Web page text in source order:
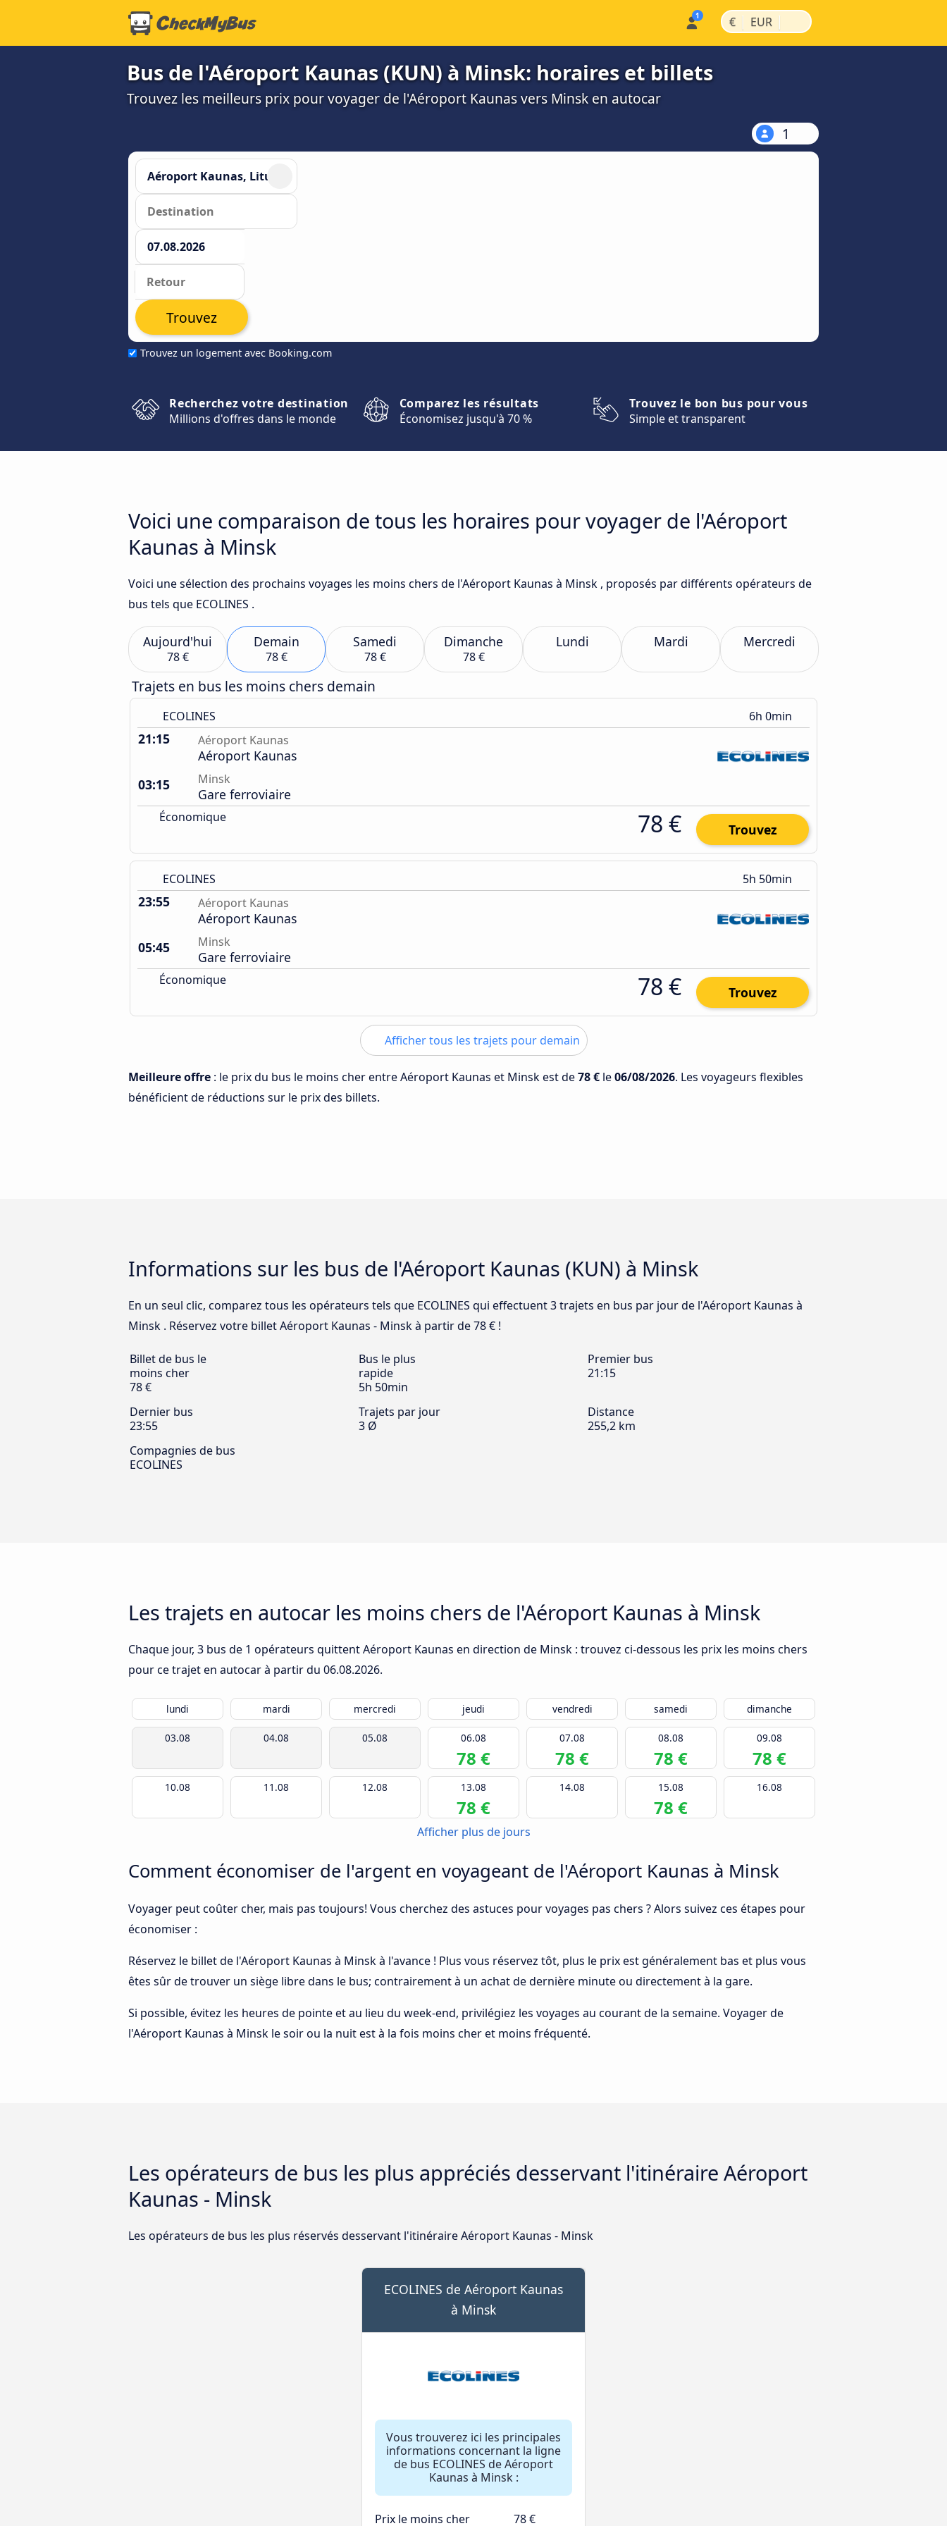
€ | EUR |
Bus de l'Aéroport Kaunas (KUN) à Minsk: horaires et billets
Trouvez les meilleurs prix pour voyager de l'Aéroport Kaunas vers Minsk en autocar
1
Trouvez un logement avec Booking.com
Trouvez
Recherchez votre destination
Millions d'offres dans le monde
Comparez les résultats
Économisez jusqu'à 70 %
Trouvez le bon bus pour vous
Simple et transparent
Voici une comparaison de tous les horaires pour voyager de l'Aéroport
Kaunas à Minsk
Voici une sélection des prochains voyages les moins chers de l'Aéroport Kaunas à Minsk , proposés par différents opérateurs de
bus tels que ECOLINES .
Aujourd'hui
78 €
Demain
78 €
Samedi
78 €
Dimanche
78 €
Lundi Mardi Mercredi
Trajets en bus les moins chers demain
ECOLINES 6h 0min
21:15 Aéroport Kaunas
Aéroport Kaunas
03:15
Minsk
Gare ferroviaire
Économique 78 € Trouvez
ECOLINES 5h 50min
23:55 Aéroport Kaunas
Aéroport Kaunas
05:45
Minsk
Gare ferroviaire
Économique 78 € Trouvez
Afficher tous les trajets pour demain
Meilleure offre : le prix du bus le moins cher entre Aéroport Kaunas et Minsk est de78 € le06/08/2026. Les voyageurs flexibles
bénéficient de réductions sur le prix des billets.
Informations sur les bus de l'Aéroport Kaunas (KUN) à Minsk
En un seul clic, comparez tous les opérateurs tels que ECOLINES qui effectuent 3 trajets en bus par jour de l'Aéroport Kaunas à
Minsk . Réservez votre billet Aéroport Kaunas - Minsk à partir de 78 € !
Billet de bus le
moins cher
78 €
Bus le plus
rapide
5h 50min
Premier bus
21:15
Dernier bus
23:55
Trajets par jour
3 Ø
Distance
255,2 km
Compagnies de bus
ECOLINES
Les trajets en autocar les moins chers de l'Aéroport Kaunas à Minsk
Chaque jour, 3 bus de 1 opérateurs quittent Aéroport Kaunas en direction de Minsk : trouvez ci-dessous les prix les moins chers
pour ce trajet en autocar à partir du 06.08.2026.
lundi mardi mercredi jeudi vendredi samedi dimanche
03.08 04.08 05.08 06.08
78 €
07.08
78 €
08.08
78 €
09.08
78 €
10.08 11.08 12.08 13.08
78 €
14.08 15.08
78 €
16.08
Afficher plus de jours
Comment économiser de l'argent en voyageant de l'Aéroport Kaunas à Minsk
Voyager peut coûter cher, mais pas toujours! Vous cherchez des astuces pour voyages pas chers ? Alors suivez ces étapes pour
économiser :
Réservez le billet de l'Aéroport Kaunas à Minsk à l'avance ! Plus vous réservez tôt, plus le prix est généralement bas et plus vous
êtes sûr de trouver un siège libre dans le bus; contrairement à un achat de dernière minute ou directement à la gare.
Si possible, évitez les heures de pointe et au lieu du week-end, privilégiez les voyages au courant de la semaine. Voyager de
l'Aéroport Kaunas à Minsk le soir ou la nuit est à la fois moins cher et moins fréquenté.
Les opérateurs de bus les plus appréciés desservant l'itinéraire Aéroport
Kaunas - Minsk
Les opérateurs de bus les plus réservés desservant l'itinéraire Aéroport Kaunas - Minsk
ECOLINES de Aéroport Kaunas
à Minsk
Vous trouverez ici les principales
informations concernant la ligne
de bus ECOLINES de Aéroport
Kaunas à Minsk :
Prix le moins cher 78 €